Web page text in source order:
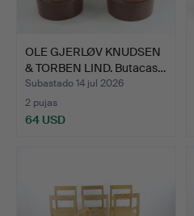
OLE GJERLØV KNUDSEN
& TORBEN LIND. Butacas…
Subastado 14 jul 2026
2 pujas
64 USD